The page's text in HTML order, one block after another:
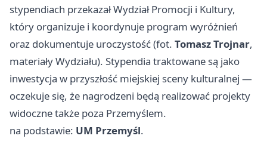
stypendiach przekazał Wydział Promocji i Kultury,
który organizuje i koordynuje program wyróżnień
oraz dokumentuje uroczystość (fot. Tomasz Trojnar,
materiały Wydziału). Stypendia traktowane są jako
inwestycja w przyszłość miejskiej sceny kulturalnej —
oczekuje się, że nagrodzeni będą realizować projekty
widoczne także poza Przemyślem.
na podstawie: UM Przemyśl.